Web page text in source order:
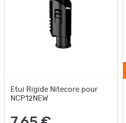
Etui Rigide Nitecore pour
NCP12NEW